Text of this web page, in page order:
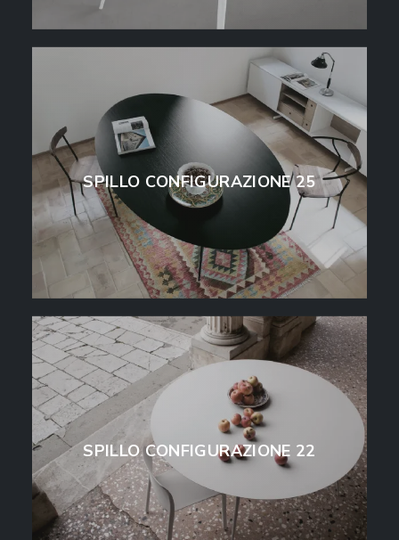
SPILLO CONFIGURAZIONE 25
SPILLO CONFIGURAZIONE 22